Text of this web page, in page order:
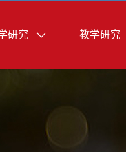
研究 教学研究